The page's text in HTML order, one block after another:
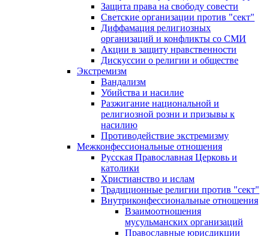
Защита права на свободу совести
Светские организации против "сект"
Диффамация религиозных
организаций и конфликты со СМИ
Акции в защиту нравственности
Дискуссии о религии и обществе
Экстремизм
Вандализм
Убийства и насилие
Разжигание национальной и
религиозной розни и призывы к
насилию
Противодействие экстремизму
Межконфессиональные отношения
Русская Православная Церковь и
католики
Христианство и ислам
Традиционные религии против "сект"
Внутриконфессиональные отношения
Взаимоотношения
мусульманских организаций
Православные юрисдикции